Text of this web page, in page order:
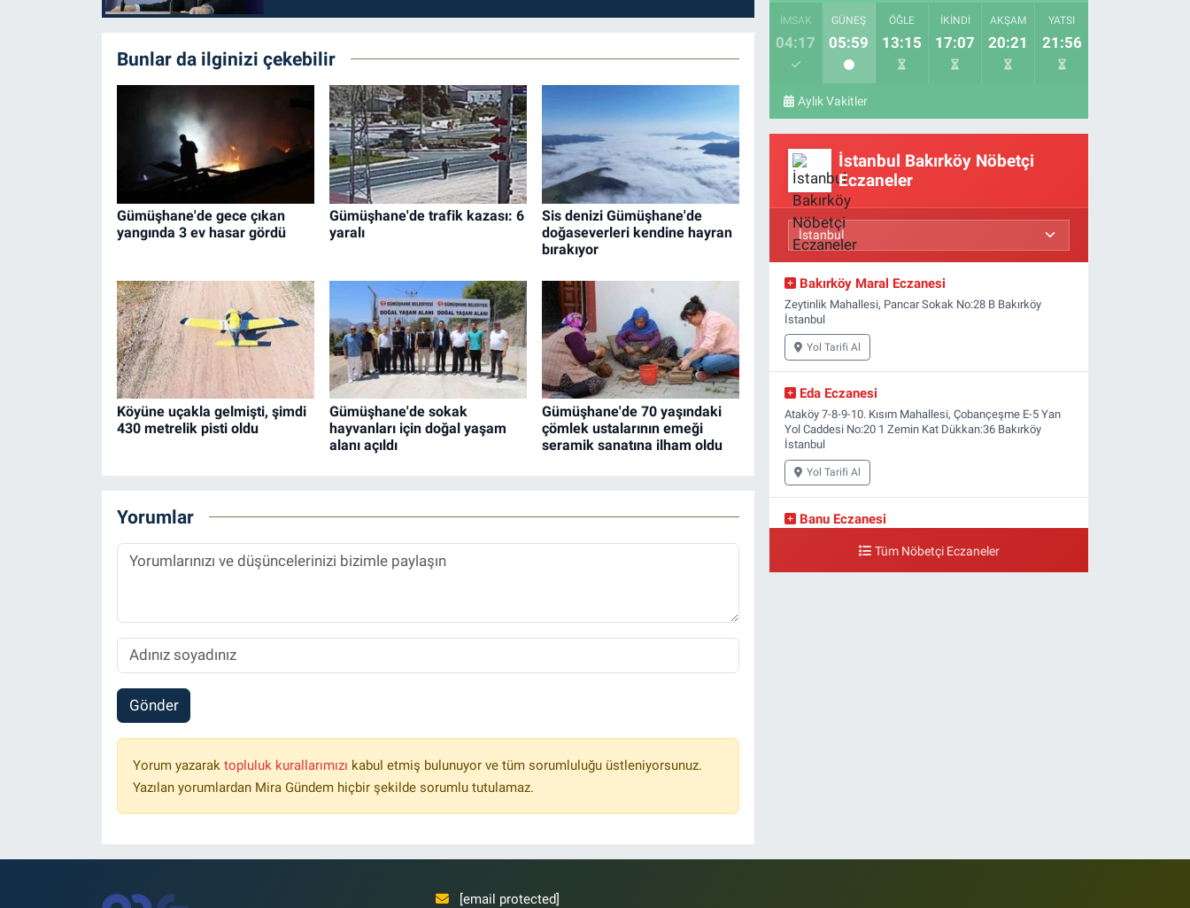
Bunlar da ilginizi çekebilir
Gümüşhane'de gece çıkan
yangında 3 ev hasar gördü
Gümüşhane'de trafik kazası: 6
yaralı
Sis denizi Gümüşhane'de
doğaseverleri kendine hayran
bırakıyor
Köyüne uçakla gelmişti, şimdi
430 metrelik pisti oldu
Gümüşhane'de sokak
hayvanları için doğal yaşam
alanı açıldı
Gümüşhane'de 70 yaşındaki
çömlek ustalarının emeği
seramik sanatına ilham oldu
Yorumlar
Gönder
Yorum yazarak topluluk kurallarımızı kabul etmiş bulunuyor ve tüm sorumluluğu üstleniyorsunuz.
Yazılan yorumlardan Mira Gündem hiçbir şekilde sorumlu tutulamaz.
İMSAK
04:17
GÜNEŞ
05:59
ÖĞLE
13:15
İKINDI
17:07
AKŞAM
20:21
YATSI
21:56
Aylık Vakitler
İstanbul Bakırköy Nöbetçi
Eczaneler
Bakırköy Maral Eczanesi
Zeytinlik Mahallesi, Pancar Sokak No:28 B Bakırköy
İstanbul
Yol Tarifi Al
Eda Eczanesi
Ataköy 7-8-9-10. Kısım Mahallesi, Çobançeşme E-5 Yan
Yol Caddesi No:20 1 Zemin Kat Dükkan:36 Bakırköy
İstanbul
Yol Tarifi Al
Banu Eczanesi
Bakırköy İstanbul Tüm Nöbetçi Eczaneler
[email protected]